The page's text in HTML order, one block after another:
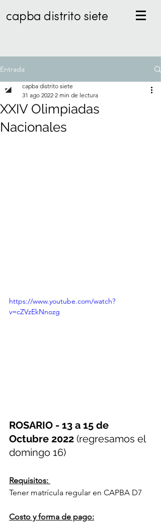
capba distrito siete
Entrada
XXIV Olimpiadas
Nacionales
capba distrito siete
31 ago 2022 2 min de lectura
https://www.youtube.com/watch?
v=cZVzEkNnozg
ROSARIO - 13 a 15 de
Octubre 2022 (regresamos el
domingo 16)
Requisitos:
Tener matrícula regular en CAPBA D7
Costo y forma de pago: